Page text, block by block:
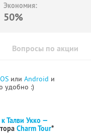
Экономия:
50%
Вопросы по акции
или Android и
удобно :)
к Талви Укко —
Charm Tour*